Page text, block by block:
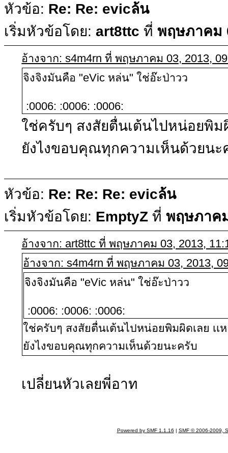
หัวข้อ: Re: Re: evicล้น
เริ่มหัวข้อโดย: art8ttc ที่ พฤษภาคม
อ้างจาก: s4m4rn ที่ พฤษภาคม 03, 2013,
จิงจิงมันคือ "eVic หล่น" ใช่อ๊ะป่าวว
:0006: :0006: :0006:
ใช่ครับๆ สงสัยตื่นเต้นไปหน่อยพิม
ยังไงขอบคุณทุกความเห็นด้วยนะ
หัวข้อ: Re: Re: Re: evicล้น
เริ่มหัวข้อโดย: EmptyZ ที่ พฤษภาค
อ้างจาก: art8ttc ที่ พฤษภาคม 03, 2013,
อ้างจาก: s4m4rn ที่ พฤษภาคม 03, 2013,
จิงจิงมันคือ "eVic หล่น" ใช่อ๊ะป่าวว
:0006: :0006: :0006:
ใช่ครับๆ สงสัยตื่นเต้นไปหน่อยพิมผิดเลย เเ
ยังไงขอบคุณทุกความเห็นด้วยนะครับ
เปลี่ยนหัวเลยพี่อาท
Powered by SMF 1.1.16 | SMF © 2006-2009,